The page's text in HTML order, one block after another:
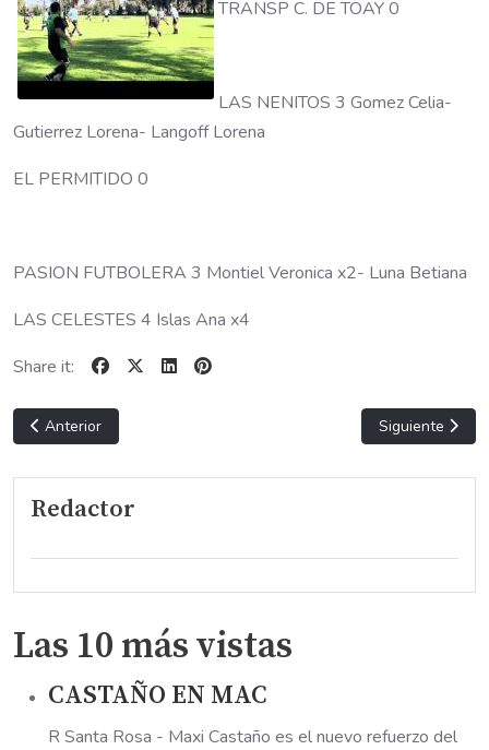
TRANSP C. DE TOAY 0
LAS NENITOS 3 Gomez Celia-
Gutierrez Lorena- Langoff Lorena
EL PERMITIDO 0
PASION FUTBOLERA 3 Montiel Veronica x2- Luna Betiana
LAS CELESTES 4 Islas Ana x4
Share it:
Artículo anterior: CARRO ARRIBA
Anterior Artículo
Siguiente
Redactor
Las 10 más vistas
CASTAÑO EN MAC
R Santa Rosa - Maxi Castaño es el nuevo refuerzo del